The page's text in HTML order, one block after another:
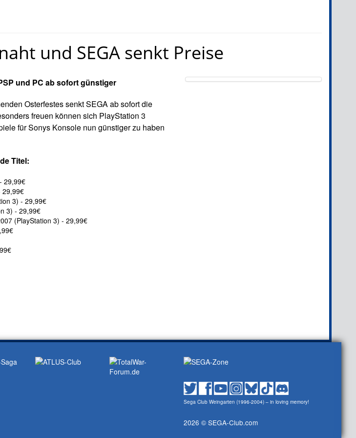
und SEGA senkt Preise
und PC ab sofort günstiger
Osterfestes senkt SEGA ab sofort die
freuen können sich PlayStation 3
für Sonys Konsole nun günstiger zu haben
Titel:
29,99€
29,99€
3) - 29,99€
3) - 29,99€
(PlayStation 3) - 29,99€
Sega Club Weingarten (1996-2004) – in loving memory!
2026 © SEGA-Club.com